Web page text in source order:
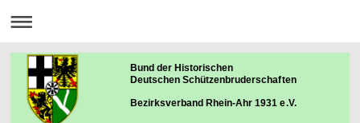
Bund der Historischen
Deutschen Schützenbruderschaften
Bezirksverband Rhein-Ahr 1931 e.V.